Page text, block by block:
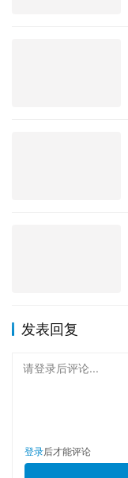
发表回复
请登录后评论...
登录后才能评论